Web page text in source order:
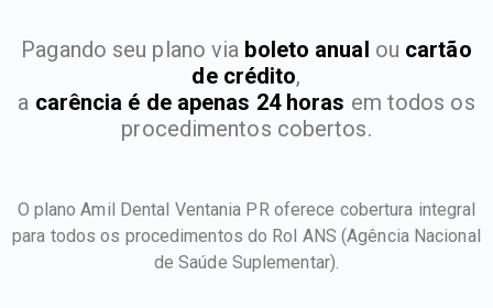
Pagando seu plano via boleto anual ou cartão
de crédito,
a carência é de apenas 24 horas em todos os
procedimentos cobertos.
O plano Amil Dental Ventania PR oferece cobertura integral
para todos os procedimentos do Rol ANS(Agência Nacional
de Saúde Suplementar).